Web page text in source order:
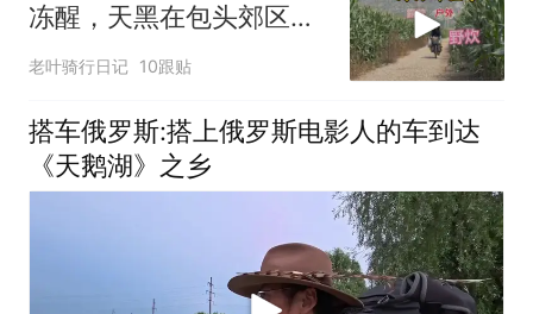
冻醒，天黑在包头郊区路
边找块空地搭帐篷
老叶骑行日记 10跟贴
搭车俄罗斯:搭上俄罗斯电影人的车到达
《天鹅湖》之乡